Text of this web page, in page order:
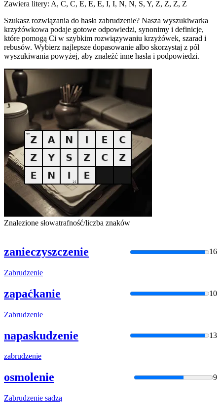
Zawiera litery: A, C, C, E, E, E, I, I, N, N, S, Y, Z, Z, Z, Z
Szukasz rozwiązania do hasła zabrudzenie? Nasza wyszukiwarka
krzyżówkowa podaje gotowe odpowiedzi, synonimy i definicje,
które pomogą Ci w szybkim rozwiązywaniu krzyżówek, szarad i
rebusów. Wybierz najlepsze dopasowanie albo skorzystaj z pól
wyszukiwania powyżej, aby znaleźć inne hasła i podpowiedzi.
Znalezione słowatrafność/liczba znaków
zanieczyszczenie 16
Zabrudzenie
zapaćkanie 10
Zabrudzenie
napaskudzenie 13
zabrudzenie
osmolenie 9
Zabrudzenie sadzą